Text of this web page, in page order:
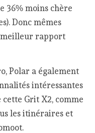
36% moins chère
Donc mêmes
rapport
Polar a également
intéressantes
Grit X2, comme
les itinéraires et